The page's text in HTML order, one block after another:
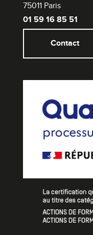
75011 Paris
01 59 16 85 51
Contact